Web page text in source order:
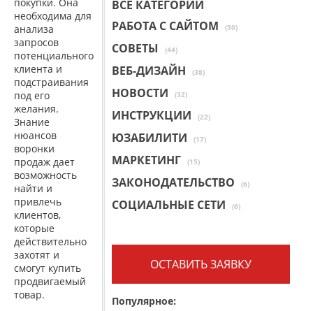
необходима для
анализа
запросов
потенциального
клиента и
подстраивания
под его
желания.
Знание
нюансов
воронки
продаж дает
возможность
найти и
привлечь
клиентов,
которые
действительно
захотят и
смогут купить
продвигаемый
товар.
ВСЕ КАТЕГОРИИ
РАБОТА С САЙТОМ
(50)
СОВЕТЫ (44)
ВЕБ-ДИЗАЙН (38)
НОВОСТИ (32)
ИНСТРУКЦИИ (22)
ЮЗАБИЛИТИ (17)
МАРКЕТИНГ (15)
ЗАКОНОДАТЕЛЬСТВО (6)
СОЦИАЛЬНЫЕ СЕТИ (6)
ОСТАВИТЬ ЗАЯВКУ
Популярное: